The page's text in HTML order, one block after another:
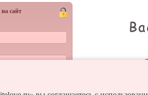
сайт